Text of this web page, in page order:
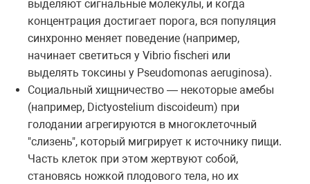
выделяют сигнальные молекулы, и когда
концентрация достигает порога, вся популяция
синхронно меняет поведение (например,
начинает светиться у Vibrio fischeri или
выделять токсины у Pseudomonas aeruginosa).
Социальный хищничество — некоторые амебы
(например, Dictyostelium discoideum) при
голодании агрегируются в многоклеточный
"слизень", который мигрирует к источнику пищи.
Часть клеток при этом жертвуют собой,
становясь ножкой плодового тела, но их